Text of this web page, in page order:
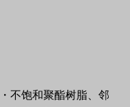
・ 不饱和聚酯树脂、邻